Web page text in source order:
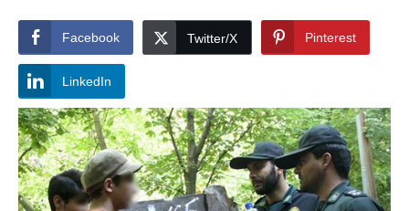
Facebook Twitter/X Pinterest
LinkedIn